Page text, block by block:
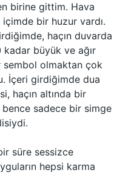
birine gittim. Hava
bir huzur vardı.
haçın duvarda
kadar büyük ve ağır
olmaktan çok
İçeri girdiğimde dua
haçın altında bir
sadece bir simge
süre sessizce
hepsi karma